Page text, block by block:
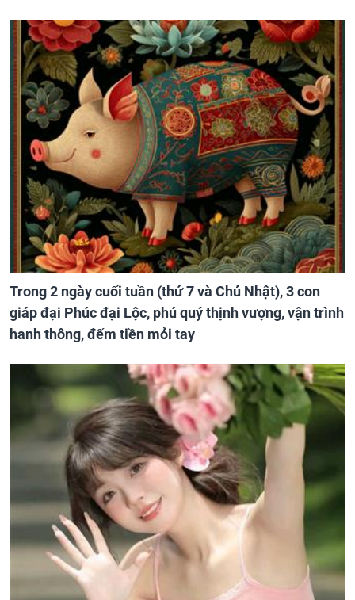
Trong 2 ngày cuối tuần (thứ 7 và Chủ Nhật), 3 con
giáp đại Phúc đại Lộc, phú quý thịnh vượng, vận trình
hanh thông, đếm tiền mỏi tay